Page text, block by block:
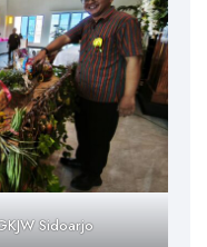
Sidoarjo